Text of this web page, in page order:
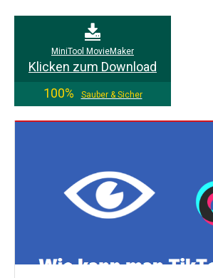
MiniTool MovieMaker
Klicken zum Download
100%
Sauber & Sicher